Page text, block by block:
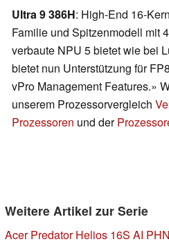
Ultra 9 386H: High-End 16-
Familie und Spitzenmodell mit
verbaute NPU 5 bietet wie bei
bietet nun Unterstützung für
vPro Management Features.»
unserem Prozessorvergleich
Prozessoren und der
Weitere Artikel zur Serie
Acer Predator Helios 16S AI